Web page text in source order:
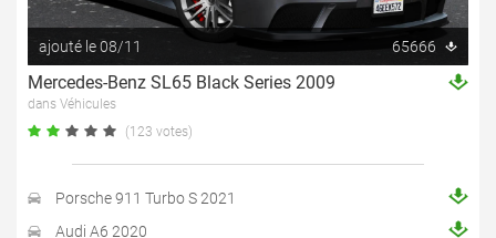
ajouté le 08/11 65666
Mercedes-Benz SL65 Black Series 2009
dans Véhicules
(123 votes)
Porsche 911 Turbo S 2021
Audi A6 2020